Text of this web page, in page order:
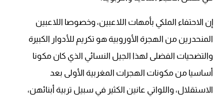
إن الاحتفاء الملكي بأمهات اللاعبين، وخصوصا اللاعبين
المنحدرين من الهجرة الأوروبية هو تكريم للأدوار الكبيرة
والتضحيات الفضلى لهذا الجيل النسائي الذي كان مكونا
أساسيا من مكونات الهجرات المغربية الأولى بعد
الاستقلال، واللواتي عانين الكثير في سبيل تربية أبنائهن،